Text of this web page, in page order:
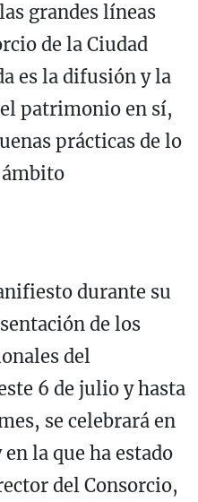
grandes líneas
de la Ciudad
es la difusión y la
patrimonio en sí,
prácticas de lo
ámbito
durante su
de los
del
6 de julio y hasta
se celebrará en
la que ha estado
del Consorcio,